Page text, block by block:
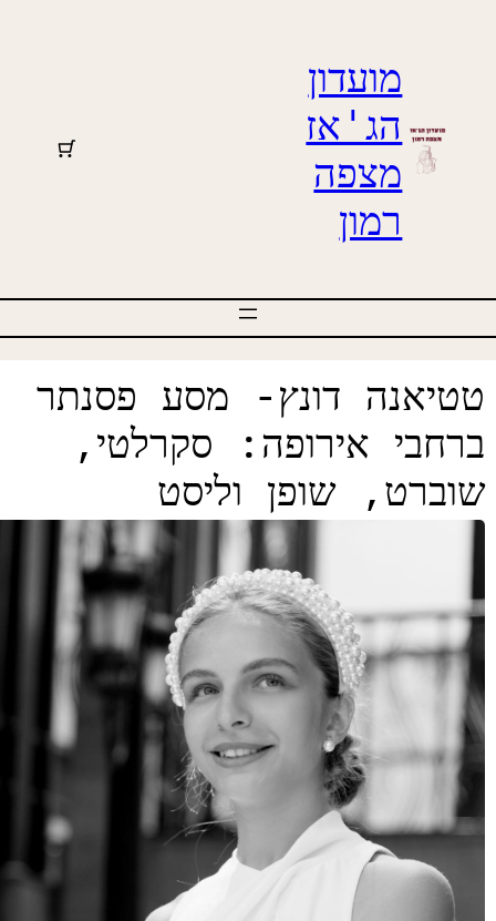
מועדון
הג'אז
מצפה
רמון
דונץ- מסע פסנתר
אירופה: סקרלטי,
שופן וליסט